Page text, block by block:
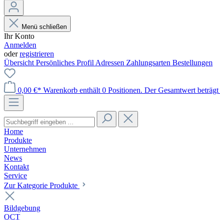
Menü schließen
Ihr Konto
Anmelden
oderregistrieren
Übersicht Persönliches Profil Adressen Zahlungsarten Bestellungen
0,00 €* Warenkorb enthält 0 Positionen. Der Gesamtwert
Home
Produkte
Unternehmen
News
Kontakt
Service
Zur Kategorie Produkte
Bildgebung
OCT